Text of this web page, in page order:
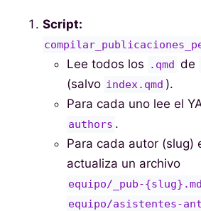
Script:
Lee todos los .qmd de
(salvo index.qmd ).
Para cada uno lee el
authors .
Para cada autor (slug)
actualiza un archivo
equipo/_pub-{slug}.md
equipo/asistentes-